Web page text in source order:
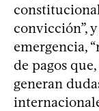
convicción”,
emergencia,
de pagos
generan